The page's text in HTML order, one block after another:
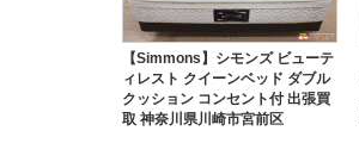
【Simmons】シモンズ ビューテ
ィレスト クイーンベッド ダブル
クッション コンセント付 出張買
取 神奈川県川崎市宮前区